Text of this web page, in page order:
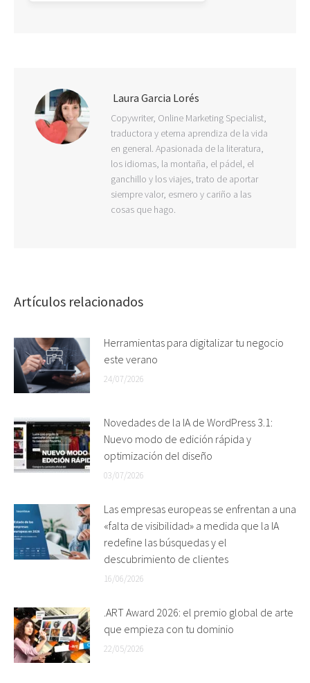
Laura Garcia Lorés
Copywriter, Online Marketing Specialist,
traductora y eterna aprendiza de la vida
en general. Apasionada de la literatura,
los idiomas, la montaña, el pádel, el
ganchillo y los viajes, trato de aportar
siempre valor, esmero y cariño a las
cosas que hago.
Artículos relacionados
Herramientas para digitalizar tu negocio
este verano
24/07/2026
Novedades de la IA de WordPress 3.1:
Nuevo modo de edición rápida y
optimización del diseño
03/07/2026
Las empresas europeas se enfrentan a una
«falta de visibilidad» a medida que la IA
redefine las búsquedas y el
descubrimiento de clientes
16/06/2026
.ART Award 2026: el premio global de arte
que empieza con tu dominio
22/05/2026